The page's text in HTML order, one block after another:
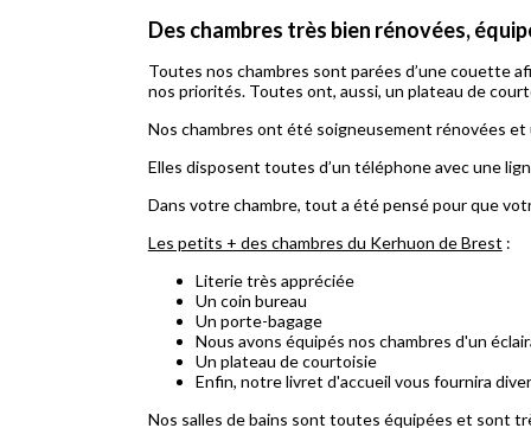
Des chambres très bien rénovées,
Toutes nos chambres sont parées d’une couette
nos priorités. Toutes ont, aussi, un plateau de
Nos chambres ont été soigneusement rénovées
Elles disposent toutes d’un téléphone avec une
Dans votre chambre, tout a été pensé pour que
Les petits + des chambres du Kerhuon de Brest :
Literie très appréciée
Un coin bureau
Un porte-bagage
Nous avons équipés nos chambres d'un
Un plateau de courtoisie
Enfin, notre livret d'accueil vous fournira
Nos salles de bains sont toutes équipées et sont